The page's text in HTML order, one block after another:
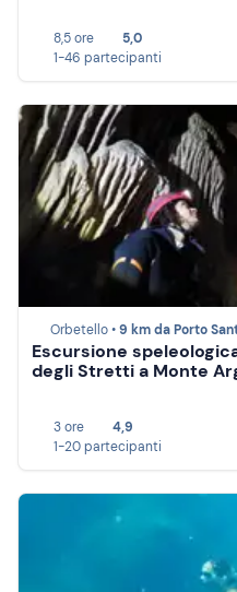
8,5 ore
5,0
1-46 partecipanti
Orbetello •9 km da Porto
Escursione
degli Stretti a Monte
3 ore
4,9
1-20 partecipanti